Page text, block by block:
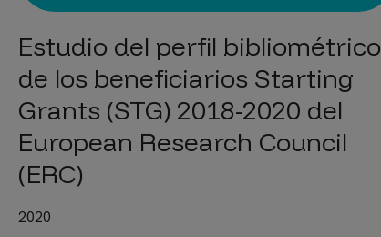
Estudio del perfil bibliométrico
de los beneficiarios Starting
Grants (STG) 2018-2020 del
European Research Council
(ERC)
2020